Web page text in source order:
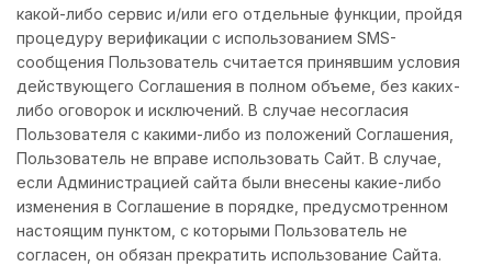
какой-либо сервис и/или его отдельные функции, пройдя
процедуру верификации с использованием SMS-
сообщения Пользователь считается принявшим условия
действующего Соглашения в полном объеме, без каких-
либо оговорок и исключений. В случае несогласия
Пользователя с какими-либо из положений Соглашения,
Пользователь не вправе использовать Сайт. В случае,
если Администрацией сайта были внесены какие-либо
изменения в Соглашение в порядке, предусмотренном
настоящим пунктом, с которыми Пользователь не
согласен, он обязан прекратить использование Сайта.